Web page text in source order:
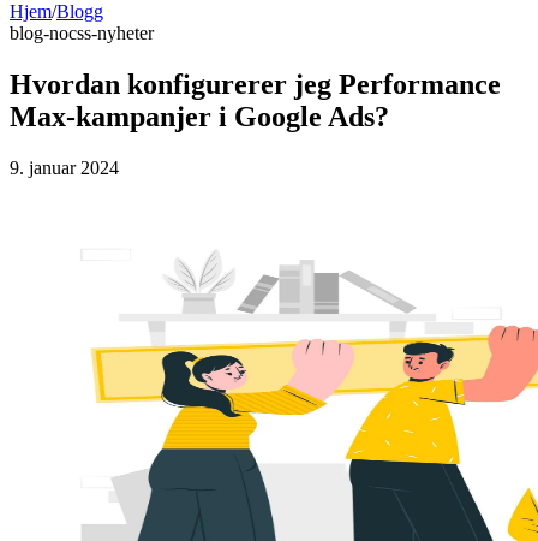
Hjem/Blogg
blog-nocss-nyheter
Hvordan konfigurerer jeg Performance
Max-kampanjer i Google Ads?
9. januar 2024